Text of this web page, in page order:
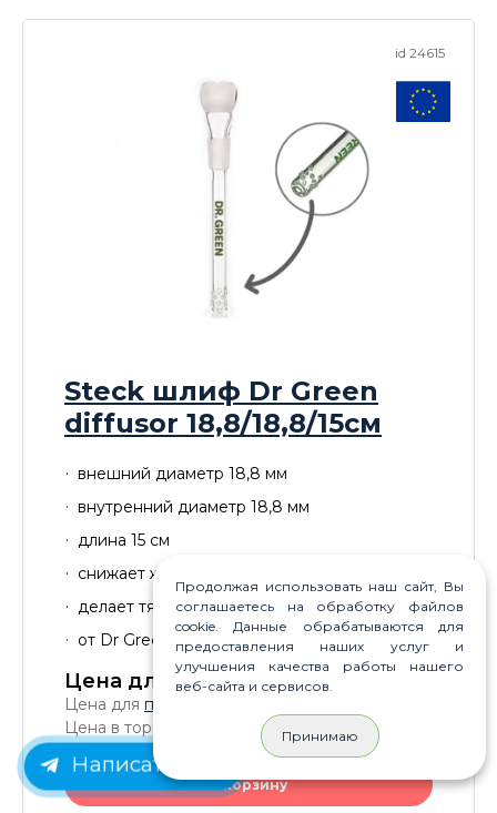
id 24615
Steck шлиф Dr Green
diffusor 18,8/18,8/15см
внешний диаметр 18,8 мм
внутренний диаметр 18,8 мм
длина 15 см
снижает жесткость дыма
делает тягу равномерной и бесшумной
от Dr Green
Цена для Вас:590 P
Цена для постоянных клиентов
Цена в торговом зале: 650
P
В корзину
Написать нам
Продолжая использовать наш сайт, Вы
соглашаетесь на обработку файлов
cookie. Данные обрабатываются для
предоставления наших услуг и
улучшения качества работы нашего
веб-сайта и сервисов.
Принимаю